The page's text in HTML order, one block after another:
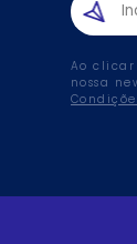
Ao clicar
nossa